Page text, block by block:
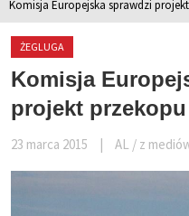
Komisja Europejska sprawdzi
ŻEGLUGA
Komisja
projekt
23 marca 2015 AL / z